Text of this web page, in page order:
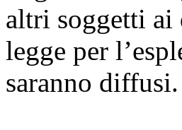
altri soggetti ai
legge per
saranno diffusi.